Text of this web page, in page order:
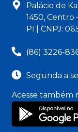
Palácio de
1450, Centro
PI | CNPJ:
(86) 3226-
Segunda a
Acesse também